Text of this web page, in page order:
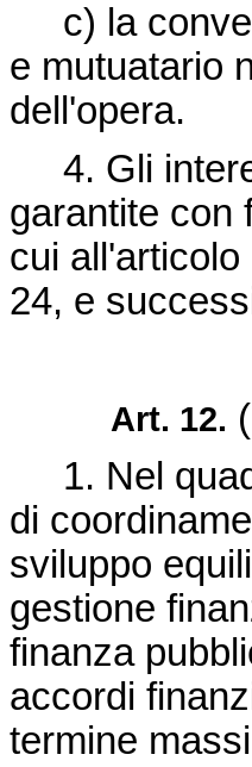
c) la
e mutuatario
dell'opera.
4. Gli
garantite con
cui
24, e
Art. 12.
1. Nel
di
sviluppo
gestione
finanza
accordi
termine